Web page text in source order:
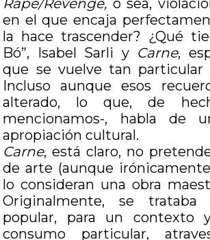
Rape/Revenge, o sea,
en el que encaja
la hace trascender? ¿Qué
Bó”, Isabel Sarli y Carne,
que se vuelve tan particular
Incluso aunque esos
alterado, lo que, de
mencionamos-, habla de
apropiación cultural.
Carne, está claro, no
de arte (aunque
lo consideran una obra
Originalmente, se
popular, para un
consumo particular,